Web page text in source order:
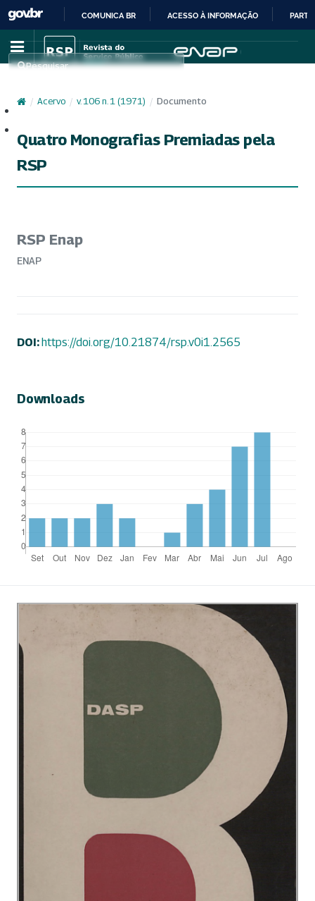
IR
PARA
CONTEÚDO
COMUNICA BR ACESSO À INFORMAÇÃO
Pesquisar
/ Acervo / v. 106 n. 1 (1971) / Documento
Quatro Monografias Premiadas pela
RSP
RSP Enap
ENAP
DOI:https://doi.org/10.21874/rsp.v0i1.2565
Downloads